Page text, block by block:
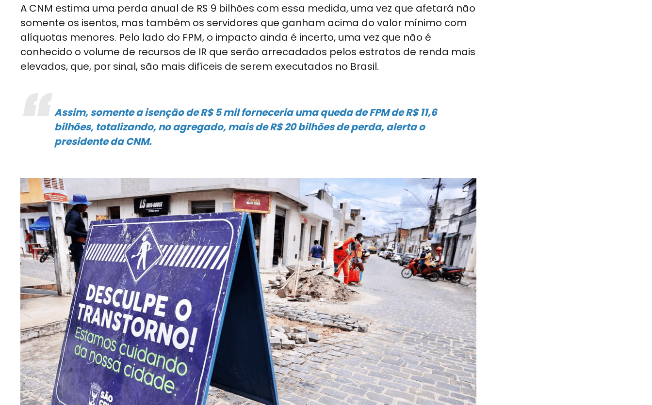
A CNM estima uma perda anual de R$ 9 bilhões com essa medida, uma vez que afetará não
somente os isentos, mas também os servidores que ganham acima do valor mínimo com
alíquotas menores. Pelo lado do FPM, o impacto ainda é incerto, uma vez que não é
conhecido o volume de recursos de IR que serão arrecadados pelos estratos de renda mais
elevados, que, por sinal, são mais difíceis de serem executados no Brasil.
Assim, somente a isenção de R$ 5 mil forneceria uma queda de FPM de R$ 11,6
bilhões, totalizando, no agregado, mais de R$ 20 bilhões de perda, alerta o
presidente da CNM.